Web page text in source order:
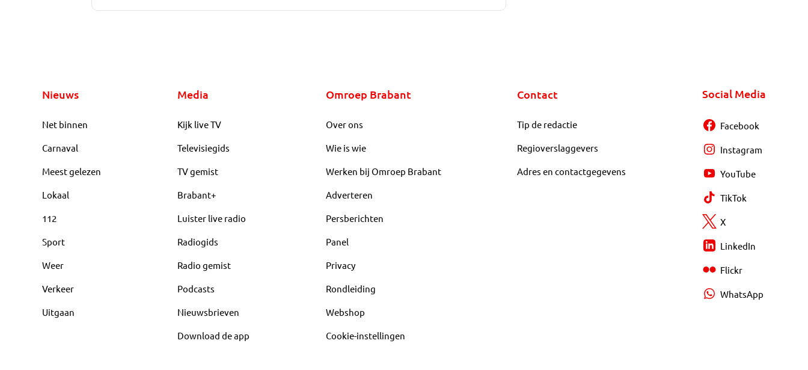
Nieuws
Net binnen
Carnaval
Meest gelezen
Lokaal
112
Sport
Weer
Verkeer
Uitgaan
Media
Kijk live TV
Televisiegids
TV gemist
Brabant+
Luister live radio
Radiogids
Radio gemist
Podcasts
Nieuwsbrieven
Download de app
Omroep Brabant
Over ons
Wie is wie
Werken bij Omroep Brabant
Adverteren
Persberichten
Panel
Privacy
Rondleiding
Webshop
Cookie-instellingen
Contact
Tip de redactie
Regioverslaggevers
Adres en contactgegevens
Social Media
Facebook
Instagram
YouTube
TikTok
X
LinkedIn
Flickr
WhatsApp